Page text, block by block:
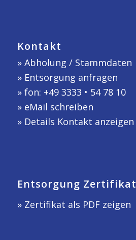
Kontakt
» Abholung / Stammdaten
» Entsorgung anfragen
» fon: +49 3333 • 54 78 10
» eMail schreiben
» Details Kontakt anzeigen
Entsorgung Zertifikat
» Zertifikat als PDF zeigen